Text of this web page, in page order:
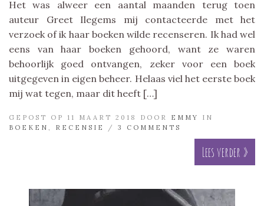
Het was alweer een aantal maanden terug toen
auteur Greet Ilegems mij contacteerde met het
verzoek of ik haar boeken wilde recenseren. Ik had wel
eens van haar boeken gehoord, want ze waren
behoorlijk goed ontvangen, zeker voor een boek
uitgegeven in eigen beheer. Helaas viel het eerste boek
mij wat tegen, maar dit heeft […]
GEPOST OP 11 MAART 2018 DOOR EMMY
IN
BOEKEN
RECENSIE / 3 COMMENTS
Lees verder »